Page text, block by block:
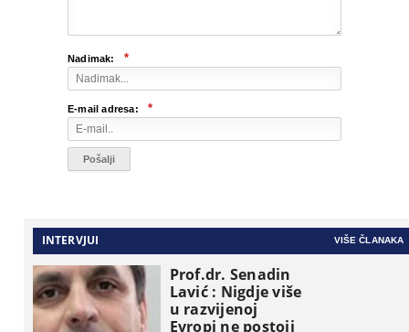
Nadimak: *
E-mail adresa: *
INTERVJUI VIŠE ČLANAKA
Prof.dr. Senadin
Lavić : Nigdje više
u razvijenoj
Evropi ne postoji